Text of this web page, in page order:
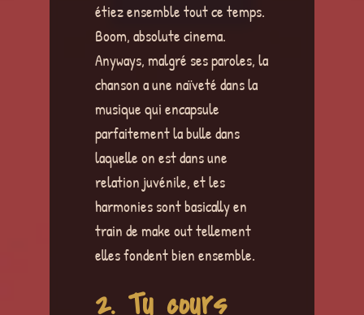
étiez ensemble tout ce temps.
Boom, absolute cinema.
Anyways, malgré ses paroles, la
chanson a une naïveté dans la
musique qui encapsule
parfaitement la bulle dans
laquelle on est dans une
relation juvénile, et les
harmonies sont basically en
train de make out tellement
elles fondent bien ensemble.
2. Tu cours